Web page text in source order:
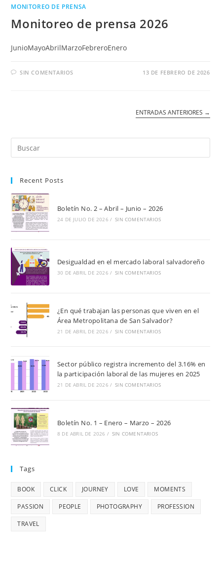
MONITOREO DE PRENSA
Monitoreo de prensa 2026
JunioMayoAbrilMarzoFebreroEnero
SIN COMENTARIOS 13 DE FEBRERO DE 2026
ENTRADAS ANTERIORES →
Recent Posts
Boletín No. 2 – Abril – Junio – 2026
24 DE JULIO DE 2026 / SIN COMENTARIOS
Desigualdad en el mercado laboral salvadoreño
30 DE ABRIL DE 2026 / SIN COMENTARIOS
¿En qué trabajan las personas que viven en el
Área Metropolitana de San Salvador?
21 DE ABRIL DE 2026 / SIN COMENTARIOS
Sector público registra incremento del 3.16% en
la participación laboral de las mujeres en 2025
21 DE ABRIL DE 2026 / SIN COMENTARIOS
Boletín No. 1 – Enero – Marzo – 2026
8 DE ABRIL DE 2026 / SIN COMENTARIOS
Tags
BOOK CLICK JOURNEY LOVE MOMENTS
PASSION PEOPLE PHOTOGRAPHY PROFESSION
TRAVEL